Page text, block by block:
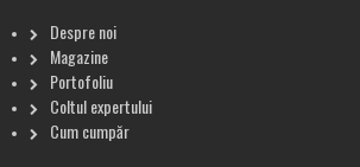
Despre noi
Magazine
Portofoliu
Coltul expertului
Cum cumpăr